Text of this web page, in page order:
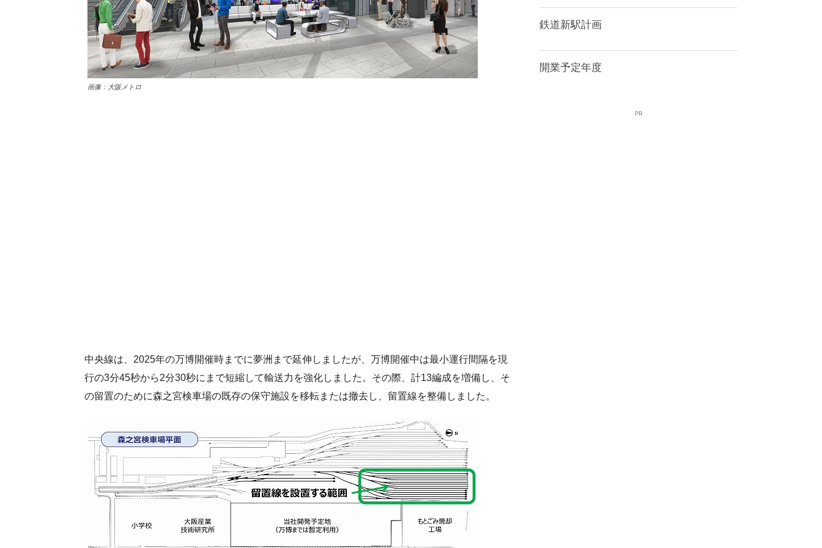
画像：大阪メトロ
中央線は、2025年の万博開催時までに夢洲まで延伸しましたが、万博開催中は最小運行間隔を現
行の3分45秒から2分30秒にまで短縮して輸送力を強化しました。その際、計13編成を増備し、そ
の留置のために森之宮検車場の既存の保守施設を移転または撤去し、留置線を整備しました。
鉄道新駅計画
開業予定年度
PR